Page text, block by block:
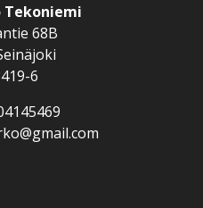
Tekoniemi
68B
6